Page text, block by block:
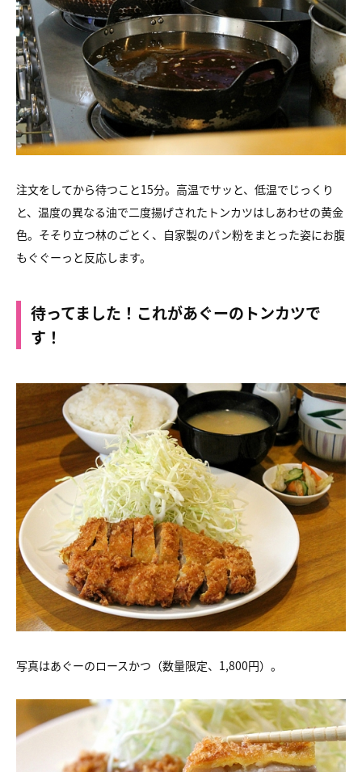
注文をしてから待つこと15分。高温でサッと、低温でじっくり
と、 温度の異なる油で二度揚げされたトンカツはしあわせの黄金
色。 そそり立つ林のごとく、 自家製のパン粉をまとった姿にお腹
もぐぐーっと反応します。
待ってました！これがあぐーのトンカツで
す！
写真はあぐーのロースかつ（数量限定、1,800円）。